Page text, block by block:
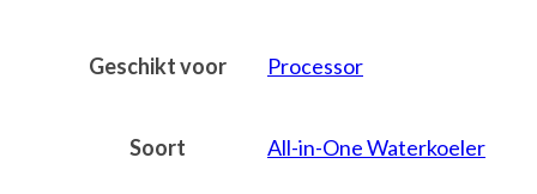
Geschikt voor Processor
Soort All-in-One Waterkoeler